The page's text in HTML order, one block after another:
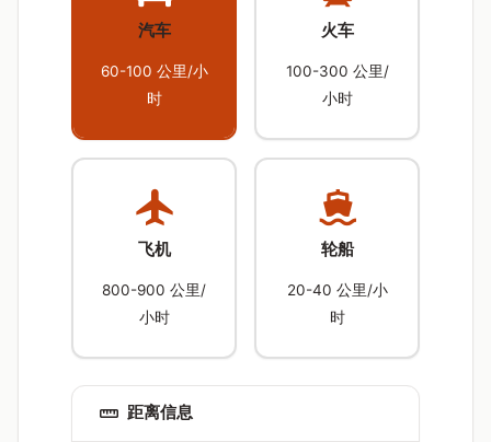
汽车
60-100 公里/小
时
火车
100-300 公里/
小时
飞机
800-900 公里/
小时
轮船
20-40 公里/小
时
距离信息